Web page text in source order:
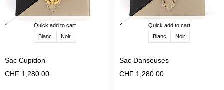
Quick add to cart
Blanc
Noir
Sac Cupidon
CHF 1,280.00
Quick add to cart
Blanc
Noir
Sac Danseuses
CHF 1,280.00